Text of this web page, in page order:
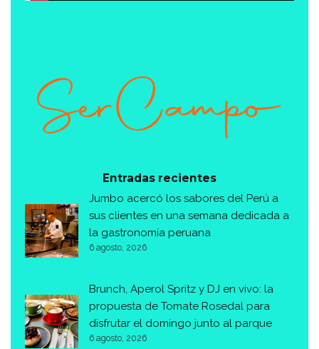
Entradas recientes
Jumbo acercó los sabores del Perú a
sus clientes en una semana dedicada a
la gastronomía peruana
6 agosto, 2026
Brunch, Aperol Spritz y DJ en vivo: la
propuesta de Tomate Rosedal para
disfrutar el domingo junto al parque
6 agosto, 2026